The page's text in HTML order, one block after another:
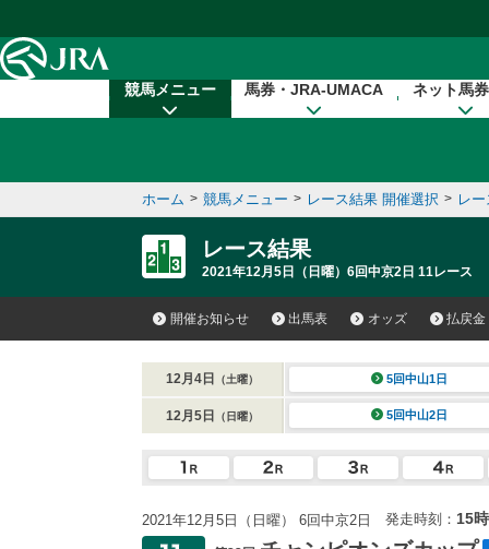
競馬メニュー 馬券・JRA-UMACA ネット馬
ホーム > 競馬メニュー > レース結果 開催選択 > レ
レース結果
2021年12月5日（日曜）6回中京2日 11レース
開催お知らせ 出馬表 オッズ 払戻金
12月4日 （土曜） 5回中山1日
12月5日 （日曜） 5回中山2日
2021年12月5日（日曜） 6回中京2日 発走時刻： 15